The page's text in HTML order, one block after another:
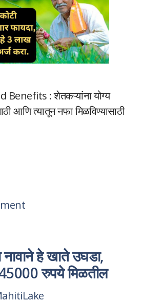
Benefits : शेतकऱ्यांना योग्य
आणि त्यातून नफा मिळविण्यासाठी
नावाने हे खाते उघडा,
45000 रुपये मिळतील